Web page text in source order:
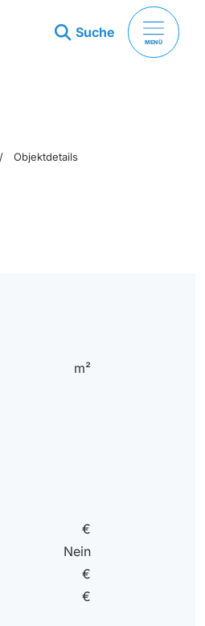
Suche
MENÜ
Objektdetails
m²
€
Nein
€
€